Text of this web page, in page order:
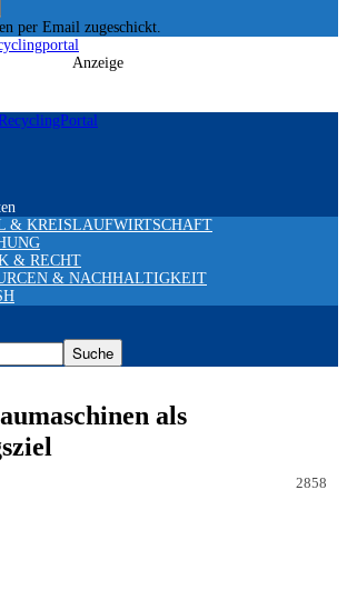
per Email zugeschickt.
Anzeige
& KREISLAUFWIRTSCHAFT
& RECHT
& NACHHALTIGKEIT
als
2858